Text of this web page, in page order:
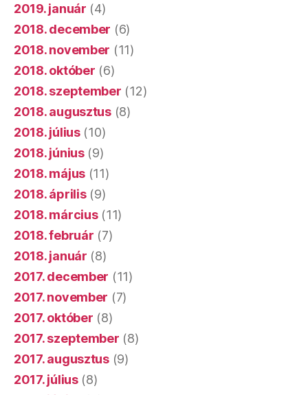
2019. január (4)
2018. december (6)
2018. november (11)
2018. október (6)
2018. szeptember (12)
2018. augusztus(8)
2018. július(10)
2018. június(9)
2018. május (11)
2018. április(9)
2018. március(11)
2018. február (7)
2018. január (8)
2017. december (11)
2017. november (7)
2017. október (8)
2017. szeptember (8)
2017. augusztus(9)
2017. július(8)